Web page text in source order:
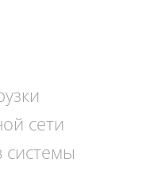
сети